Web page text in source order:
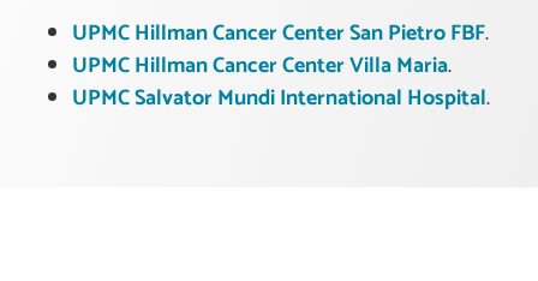
UPMC Hillman Cancer Center San Pietro FBF.
UPMC Hillman Cancer Center Villa Maria.
UPMC Salvator Mundi International Hospital.